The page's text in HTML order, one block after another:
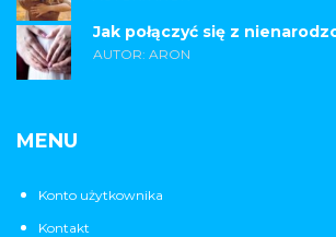
Jak połączyć się z
AUTOR: ARON
MENU
Konto użytkownika
Kontakt